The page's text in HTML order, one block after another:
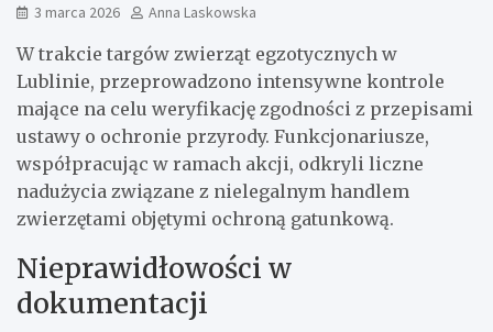
3 marca 2026 Anna Laskowska
W trakcie targów zwierząt egzotycznych w
Lublinie, przeprowadzono intensywne kontrole
mające na celu weryfikację zgodności z przepisami
ustawy o ochronie przyrody. Funkcjonariusze,
współpracując w ramach akcji, odkryli liczne
nadużycia związane z nielegalnym handlem
zwierzętami objętymi ochroną gatunkową.
Nieprawidłowości w
dokumentacji